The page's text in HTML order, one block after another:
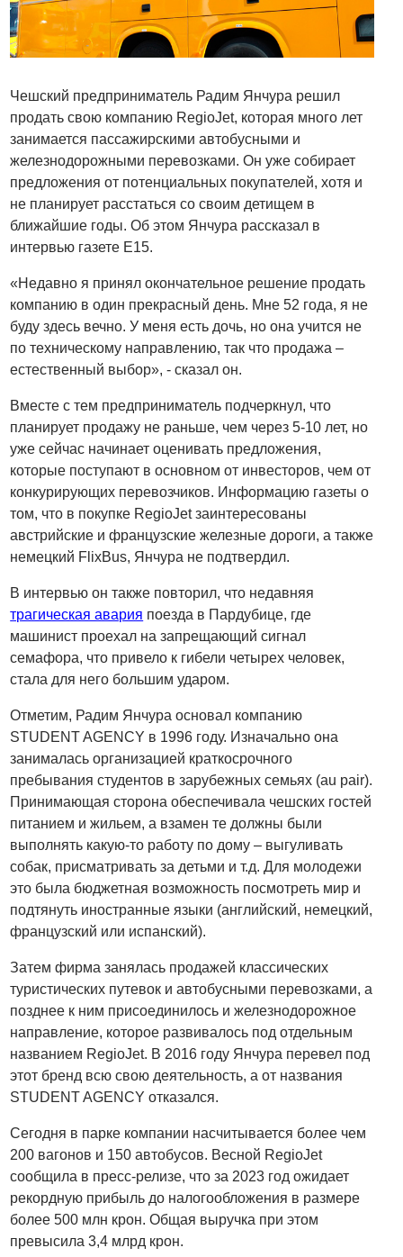
Чешский предприниматель Радим Янчура решил
продать свою компанию RegioJet, которая много лет
занимается пассажирскими автобусными и
железнодорожными перевозками. Он уже собирает
предложения от потенциальных покупателей, хотя и
не планирует расстаться со своим детищем в
ближайшие годы. Об этом Янчура рассказал в
интервью газете E15.
«Недавно я принял окончательное решение продать
компанию в один прекрасный день. Мне 52 года, я не
буду здесь вечно. У меня есть дочь, но она учится не
по техническому направлению, так что продажа –
естественный выбор», - сказал он.
Вместе с тем предприниматель подчеркнул, что
планирует продажу не раньше, чем через 5-10 лет, но
уже сейчас начинает оценивать предложения,
которые поступают в основном от инвесторов, чем от
конкурирующих перевозчиков. Информацию газеты о
том, что в покупке RegioJet заинтересованы
австрийские и французские железные дороги, а также
немецкий FlixBus, Янчура не подтвердил.
В интервью он также повторил, что недавняя
трагическая авария поезда в Пардубице, где
машинист проехал на запрещающий сигнал
семафора, что привело к гибели четырех человек,
стала для него большим ударом.
Отметим, Радим Янчура основал компанию
STUDENT AGENCY в 1996 году. Изначально она
занималась организацией краткосрочного
пребывания студентов в зарубежных семьях (au pair).
Принимающая сторона обеспечивала чешских гостей
питанием и жильем, а взамен те должны были
выполнять какую-то работу по дому – выгуливать
собак, присматривать за детьми и т.д. Для молодежи
это была бюджетная возможность посмотреть мир и
подтянуть иностранные языки (английский, немецкий,
французский или испанский).
Затем фирма занялась продажей классических
туристических путевок и автобусными перевозками, а
позднее к ним присоединилось и железнодорожное
направление, которое развивалось под отдельным
названием RegioJet. В 2016 году Янчура перевел под
этот бренд всю свою деятельность, а от названия
STUDENT AGENCY отказался.
Сегодня в парке компании насчитывается более чем
200 вагонов и 150 автобусов. Весной RegioJet
сообщила в пресс-релизе, что за 2023 год ожидает
рекордную прибыль до налогообложения в размере
более 500 млн крон. Общая выручка при этом
превысила 3,4 млрд крон.